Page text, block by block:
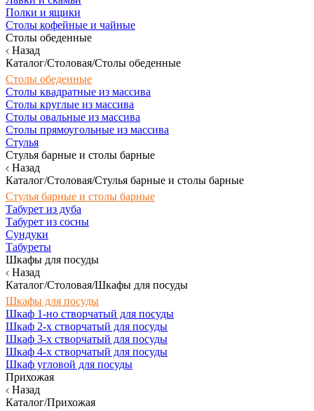
Полки и ящики
Столы кофейные и чайные
Столы обеденные
Назад
Каталог/Столовая/Столы обеденные
Столы обеденные
Столы квадратные из массива
Столы круглые из массива
Столы овальные из массива
Столы прямоугольные из массива
Стулья
Стулья барные и столы барные
Назад
Каталог/Столовая/Стулья барные и столы барные
Стулья барные и столы барные
Табурет из дуба
Табурет из сосны
Сундуки
Табуреты
Шкафы для посуды
Назад
Каталог/Столовая/Шкафы для посуды
Шкафы для посуды
Шкаф 1-но створчатый для посуды
Шкаф 2-х створчатый для посуды
Шкаф 3-х створчатый для посуды
Шкаф 4-х створчатый для посуды
Шкаф угловой для посуды
Прихожая
Назад
Каталог/Прихожая